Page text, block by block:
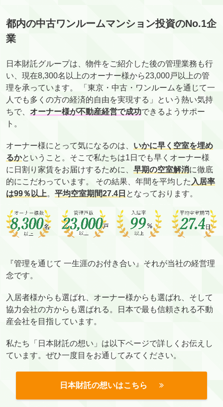
都内の中古ワンルームマンション投資のNo.1企
業
日本財託グループは、物件をご紹介した後の管理業務も行
い、現在8,300名以上のオーナー様から23,000戸以上の管
理を承っています。 「東京・中古・ワンルームを通じて一
人でも多くの方の経済的自由を実現する」という熱い気持
ちで、 オーナー様が不動産経営で成功できるようサポー
ト。
オーナー様にとって気になるのは、 いかに早く空室を埋め
るかということ。そこで私たちは1日でも早くオーナー様
に日割り家賃をお届けするために、 早期の空室解消に徹底
的にこだわっています。 その結果、年間を平均した 入居率
は99％以上。 平均空室期間27.4日 となっております。
『管理を通じて 一生涯のお付き合い』それが当社の経営理
念です。
入居者様からも選ばれ、オーナー様からも選ばれ、そして
協力会社の方からも選ばれる。日本で最も信頼される不動
産会社を目指しています。
私たち「日本財託の想い」は以下ページで詳しくお伝えし
ています。ぜひ一度目をお通してみてください。
日本財託の想いはこちら